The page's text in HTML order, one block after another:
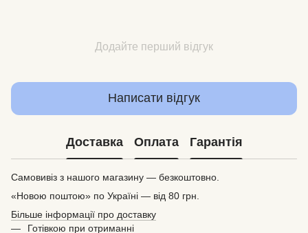
Додайте перший відгук
Написати відгук
Доставка Оплата Гарантія
Самовивіз з нашого магазину — безкоштовно.
«Новою поштою» по Україні — від 80 грн.
Більше інформації про доставку
Готівкою при отриманні